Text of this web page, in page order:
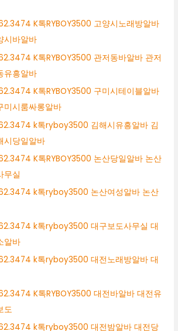
K톡RYBOY3500 고양시노래방알바
시바알바
K톡RYBOY3500 관저동바알바 관저
유흥알바
K톡RYBOY3500 구미시테이블알바
미시룸싸롱알바
k톡ryboy3500 김해시유흥알바 김
시당일알바
K톡RYBOY3500 논산당일알바 논산
무실
k톡ryboy3500 논산여성알바 논산
k톡ryboy3500 대구보도사무실 대
알바
k톡ryboy3500 대전노래방알바 대
K톡RYBOY3500 대전바알바 대전유
도
k톡ryboy3500 대전밤알바 대전당